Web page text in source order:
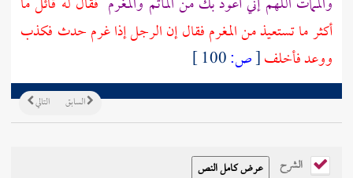
أكثر ما تستعيذ من المغرم فقال إن الرجل إذا غرم حدث فكذب
ووعد فأخلف[ص:
التالي السابق
الشرح